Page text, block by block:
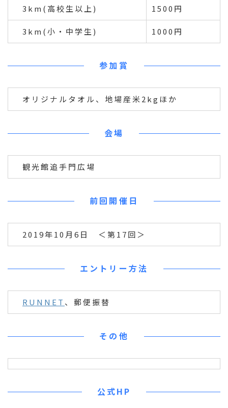
3km(高校生以上) 1500円
3km(小・中学生) 1000円
参加賞
オリジナルタオル、地場産米2kgほか
会場
観光館追手門広場
前回開催日
2019年10月6日 ＜第17回＞
エントリー方法
RUNNET 、郵便振替
その他
公式HP